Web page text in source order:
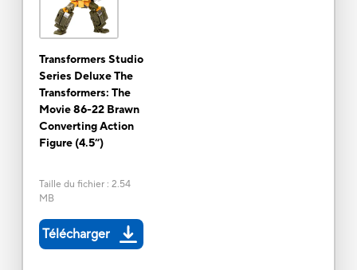
Transformers Studio
Series Deluxe The
Transformers: The
Movie 86-22 Brawn
Converting Action
Figure (4.5”)
Taille du fichier: 2.54
MB
Télécharger